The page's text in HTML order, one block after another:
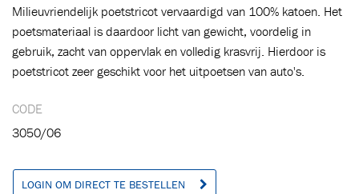
Milieuvriendelijk poetstricot vervaardigd van 100% katoen. Het
poetsmateriaal is daardoor licht van gewicht, voordelig in
gebruik, zacht van oppervlak en volledig krasvrij. Hierdoor is
poetstricot zeer geschikt voor het uitpoetsen van auto's.
CODE
3050/06
LOGIN OM DIRECT TE BESTELLEN
Toegevoegd aan winkelwagen
VERDER WINKELEN